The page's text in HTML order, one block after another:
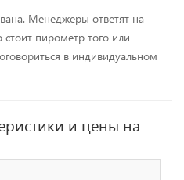
Менеджеры ответят на
пирометр того или
в индивидуальном
и цены на